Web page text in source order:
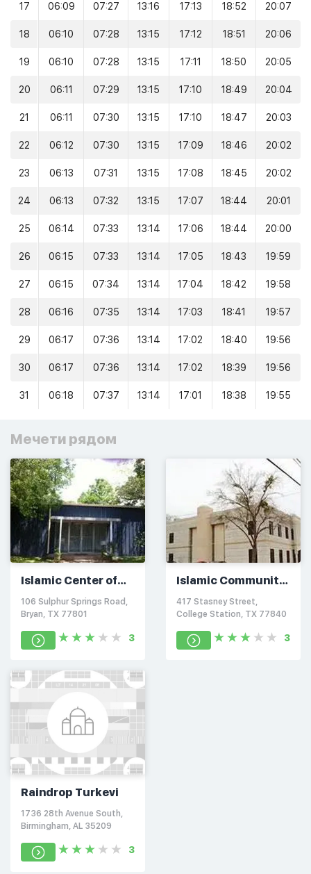
17 06:09 07:27 13:16 17:13 18:52 20:07
18 06:10 07:28 13:15 17:12 18:51 20:06
19 06:10 07:28 13:15 17:11 18:50 20:05
20 06:11 07:29 13:15 17:10 18:49 20:04
21 06:11 07:30 13:15 17:10 18:47 20:03
22 06:12 07:30 13:15 17:09 18:46 20:02
23 06:13 07:31 13:15 17:08 18:45 20:02
24 06:13 07:32 13:15 17:07 18:44 20:01
25 06:14 07:33 13:14 17:06 18:44 20:00
26 06:15 07:33 13:14 17:05 18:43 19:59
27 06:15 07:34 13:14 17:04 18:42 19:58
28 06:16 07:35 13:14 17:03 18:41 19:57
29 06:17 07:36 13:14 17:02 18:40 19:56
30 06:17 07:36 13:14 17:02 18:39 19:56
31 06:18 07:37 13:14 17:01 18:38 19:55
Мечети рядом
Islamic Center of
College
Station/Bryan
106 Sulphur Springs Road,
Bryan, TX 77801
3
Islamic Community
of Bryan/College
Station
417 Stasney Street,
College Station, TX 77840
3
Raindrop Turkevi
1736 28th Avenue South,
Birmingham, AL 35209
3